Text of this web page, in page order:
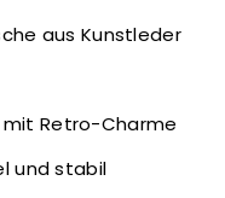
aus Kunstleder
mit Retro-Charme
und stabil